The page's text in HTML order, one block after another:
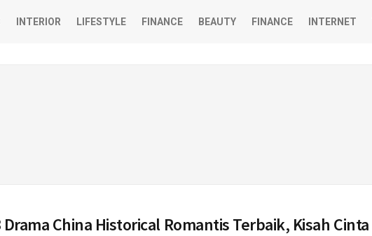
INTERIOR LIFESTYLE FINANCE BEAUTY FINANCE INTERNET
Drama China Historical Romantis Terbaik, Kisah Cinta